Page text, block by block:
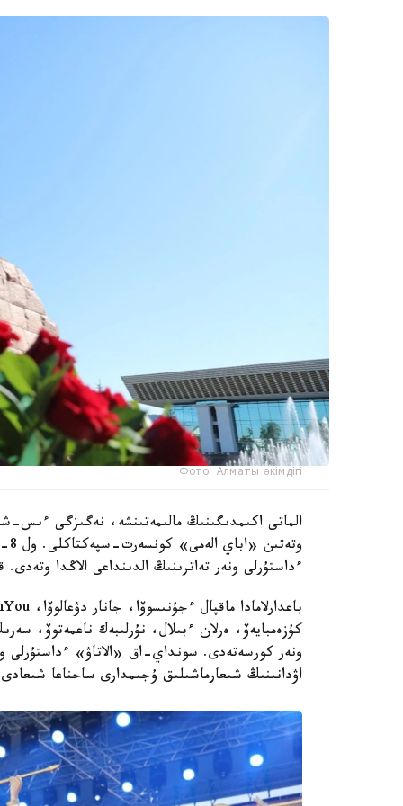
Фото: Алматы әкімдігі
ءداستۇرلى ونەر تەاترىنىڭ الدىنداعى الاڭدا
ونەر كورسەتەدى. سونداي-اق «الاتاۋ» ءداستۇرلى
اۋدانىنىڭ شىعارماشىلىق ۇجىمدارى ساحناعا